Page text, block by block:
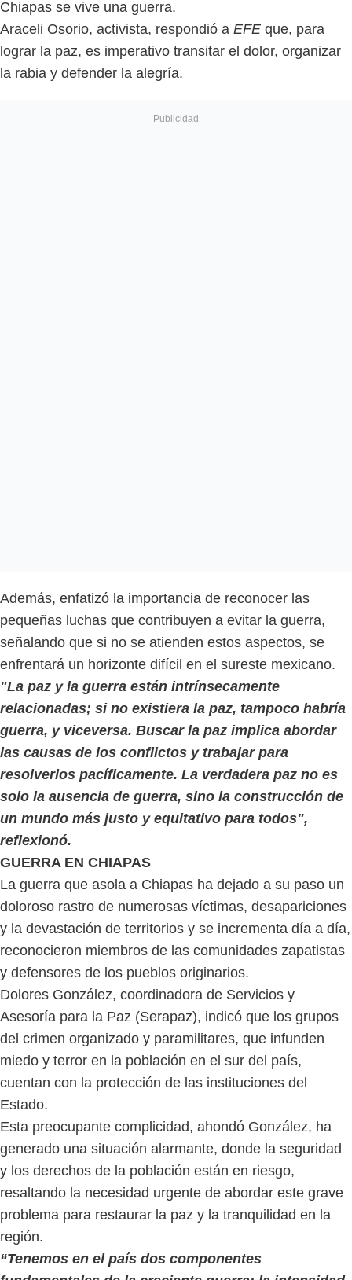
Chiapas se vive una guerra.
Araceli Osorio, activista, respondió a EFE que, para
lograr la paz, es imperativo transitar el dolor, organizar
la rabia y defender la alegría.
Además, enfatizó la importancia de reconocer las
pequeñas luchas que contribuyen a evitar la guerra,
señalando que si no se atienden estos aspectos, se
enfrentará un horizonte difícil en el sureste mexicano.
"La paz y la guerra están intrínsecamente
relacionadas; si no existiera la paz, tampoco habría
guerra, y viceversa. Buscar la paz implica abordar
las causas de los conflictos y trabajar para
resolverlos pacíficamente. La verdadera paz no es
solo la ausencia de guerra, sino la construcción de
un mundo más justo y equitativo para todos",
reflexionó.
GUERRA EN CHIAPAS
La guerra que asola a Chiapas ha dejado a su paso un
doloroso rastro de numerosas víctimas, desapariciones
y la devastación de territorios y se incrementa día a día,
reconocieron miembros de las comunidades zapatistas
y defensores de los pueblos originarios.
Dolores González, coordinadora de Servicios y
Asesoría para la Paz (Serapaz), indicó que los grupos
del crimen organizado y paramilitares, que infunden
miedo y terror en la población en el sur del país,
cuentan con la protección de las instituciones del
Estado.
Esta preocupante complicidad, ahondó González, ha
generado una situación alarmante, donde la seguridad
y los derechos de la población están en riesgo,
resaltando la necesidad urgente de abordar este grave
problema para restaurar la paz y la tranquilidad en la
región.
“Tenemos en el país dos componentes